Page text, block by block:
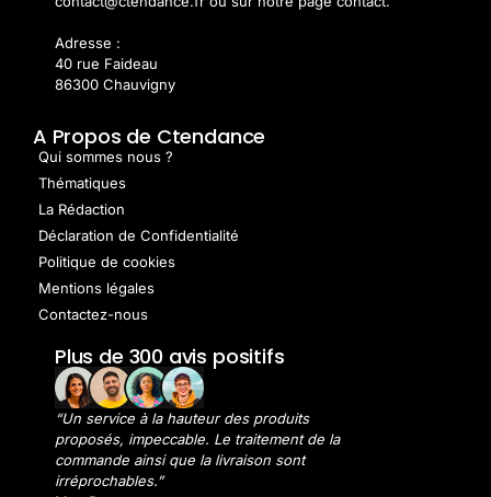
Adresse :
40 rue Faideau
86300 Chauvigny
A Propos de Ctendance
Qui sommes nous ?
Thématiques
La Rédaction
Déclaration de Confidentialité
Politique de cookies
Mentions légales
Contactez-nous
Plus de 300 avis positifs
“Un service à la hauteur des produits
proposés, impeccable. Le traitement de la
commande ainsi que la livraison sont
irréprochables.”